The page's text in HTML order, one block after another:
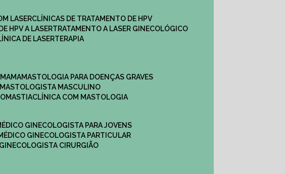
LASER
CLÍNICAS DE TRATAMENTO DE HPV
HPV A LASER
TRATAMENTO A LASER GINECOLÓGICO
DE LASERTERAPIA
MAMA
MASTOLOGIA PARA DOENÇAS GRAVES
MASTOLOGISTA MASCULINO
CLÍNICA COM MASTOLOGIA
MÉDICO GINECOLOGISTA PARA JOVENS
MÉDICO GINECOLOGISTA PARTICULAR
GINECOLOGISTA CIRURGIÃO